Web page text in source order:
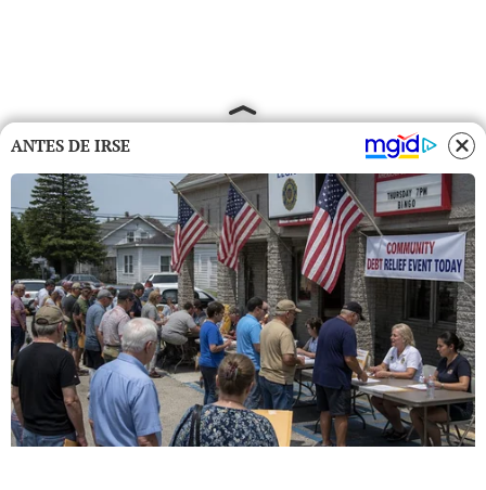
ANTES DE IRSE